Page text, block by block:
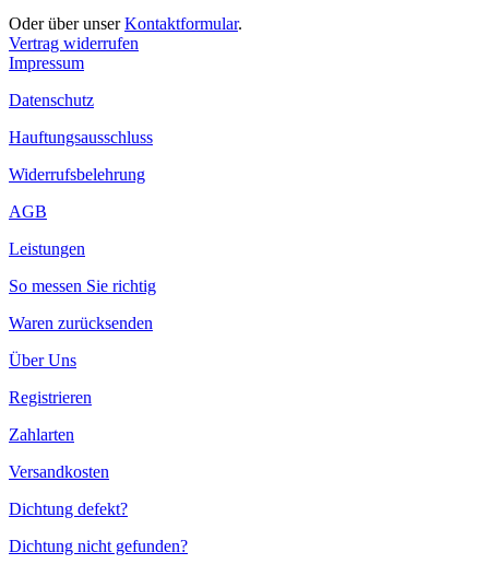
Oder über unserKontaktformular.
Vertrag widerrufen
Impressum
Datenschutz
Hauftungsausschluss
Widerrufsbelehrung
AGB
Leistungen
So messen Sie richtig
Waren zurücksenden
Über Uns
Registrieren
Zahlarten
Versandkosten
Dichtung defekt?
Dichtung nicht gefunden?